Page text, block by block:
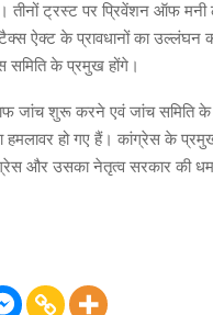
तीनों ट्रस्‍ट पर प्रिवेंशन ऑफ मनी
ऐक्‍ट के प्रावधानों का उल्‍लंघन
समिति के प्रमुख होंगे।
जांच शुरू करने एवं जांच समिति
हमलावर हो गए हैं। कांग्रेस के
और उसका नेतृत्व सरकार की